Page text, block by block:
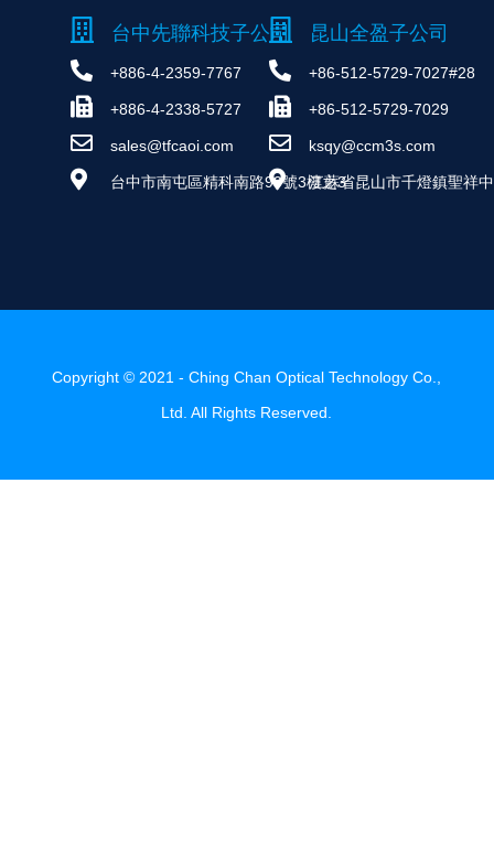
台中先聯科技子公司
+886-4-2359-7767
+886-4-2338-5727
sales@tfcaoi.com
台中市南屯區精科南路99號3樓之3
昆山全盈子公司
+86-512-5729-7027#28
+86-512-5729-7029
ksqy@ccm3s.com
江蘇省昆山市千燈鎮聖祥
Copyright © 2021 - Ching Chan Optical Technology Co.,
Ltd. All Rights Reserved.